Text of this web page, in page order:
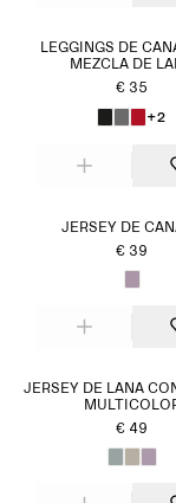
LEGGINGS DE
MEZCLA DE
€ 35
+2
JERSEY DE
€ 39
JERSEY DE LANA
€ 49